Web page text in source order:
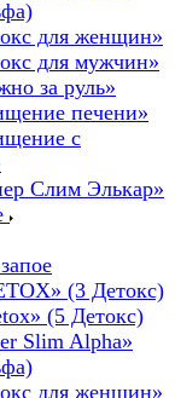
для женщин»
для мужчин»
за руль»
печени»
с
Слим Элькар»
(3 Детокс)
(5 Детокс)
Slim Alpha»
для женщин»